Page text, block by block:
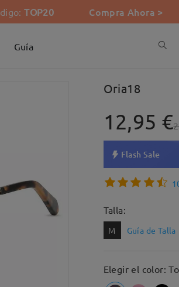
TOP20 Compra Ahora >
Guía
Oria18
12,95 €
Flash Sale
Talla:
M Guía de Talla
Elegir el color: